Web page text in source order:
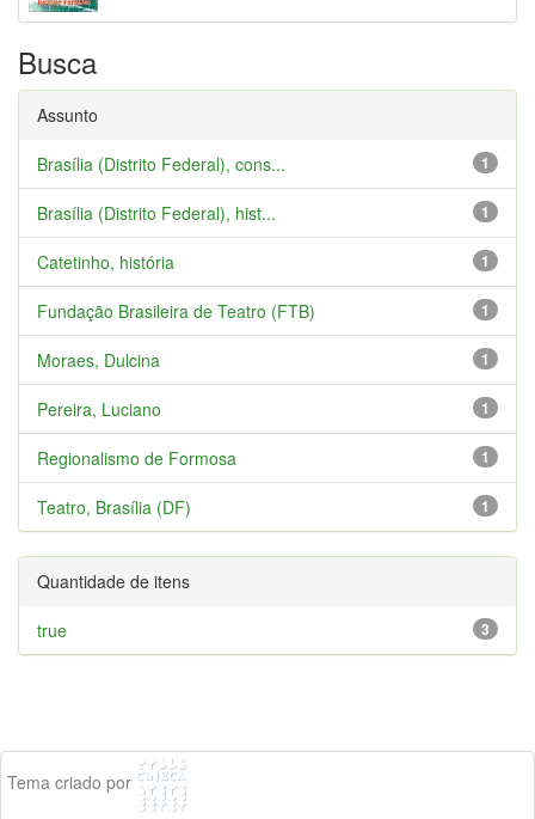
Busca
Assunto
1
Brasília (Distrito Federal), cons...
1
Brasília (Distrito Federal), hist...
1
Catetinho, história
1
Fundação Brasileira de Teatro (FTB)
1
Moraes, Dulcina
1
Pereira, Luciano
1
Regionalismo de Formosa
1
Teatro, Brasília (DF)
Quantidade de itens
3
true
Tema criado por